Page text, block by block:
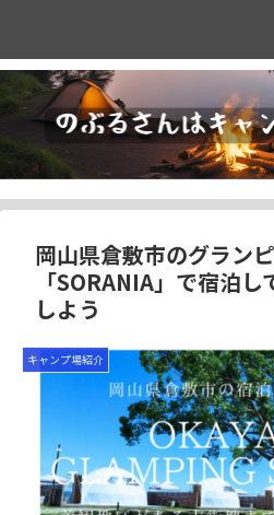
岡山県倉敷市のグラン
「SORANIA」で宿泊
しよう
キャンプ場紹介